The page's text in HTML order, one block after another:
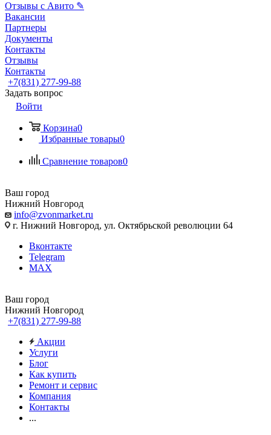
Отзывы с Авито ✎
Вакансии
Партнеры
Документы
Контакты
Отзывы
Контакты
+7(831) 277-99-88
Задать вопрос
Войти
Корзина0
Избранные товары0
Сравнение товаров0
Ваш город
Нижний Новгород
info@zvonmarket.ru
г. Нижний Новгород, ул. Октябрьской революции 64
Вконтакте
Telegram
MAX
Ваш город
Нижний Новгород
+7(831) 277-99-88
Акции
Услуги
Блог
Как купить
Ремонт и сервис
Компания
Контакты
...